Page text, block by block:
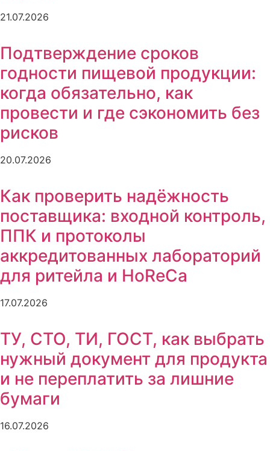
21.07.2026
Подтверждение сроков
годности пищевой продукции:
когда обязательно, как
провести и где сэкономить без
рисков
20.07.2026
Как проверить надёжность
поставщика: входной контроль,
ППК и протоколы
аккредитованных лабораторий
для ритейла и HoReCa
17.07.2026
ТУ, СТО, ТИ, ГОСТ, как выбрать
нужный документ для продукта
и не переплатить за лишние
бумаги
16.07.2026